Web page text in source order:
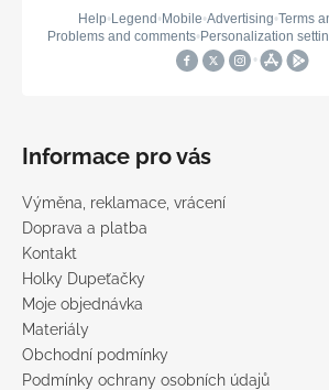
Informace pro vás
Výměna, reklamace, vrácení
Doprava a platba
Kontakt
Holky Dupeťačky
Moje objednávka
Materiály
Obchodní podmínky
Podmínky ochrany osobních údajů